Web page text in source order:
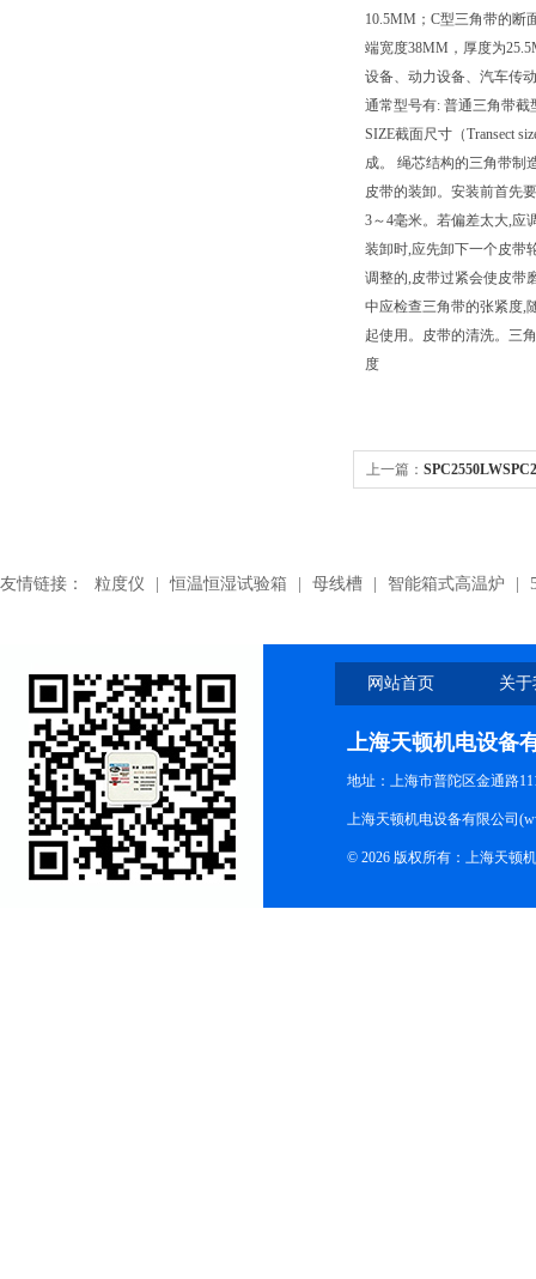
10.5MM；C型三角带的断
端宽度38MM，厚度为
设备、动力设备、汽车传
通常型号有: 普通三角带截
SIZE截面尺寸（Transect
成。 绳芯结构的三角带制
皮带的装卸。安装前首先
3～4毫米。若偏差太大,应
装卸时,应先卸下一个皮带
调整的,皮带过紧会使皮带
中应检查三角带的张紧度,
起使用。皮带的清洗。三
度
上一篇：
友情链接： 粒度仪 恒温恒湿试验箱 母线槽 智能箱式高温炉
网站首页 关
上海天顿机电设备
地址：上海市普陀区金通路
上海天顿机电设备有限公司
© 2026 版权所有：上海天顿